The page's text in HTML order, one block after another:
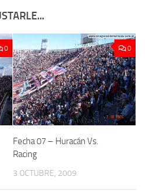
0 0
Fecha 07 – Huracán Vs.
Racing
3 OCTUBRE, 2009